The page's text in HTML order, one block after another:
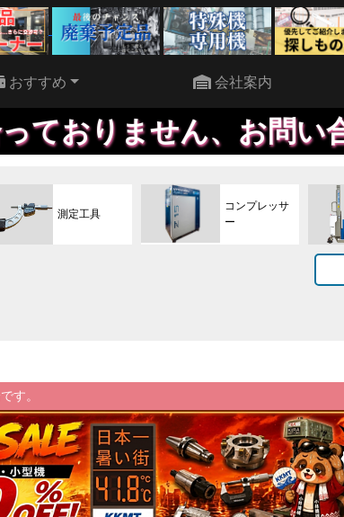
おすすめ 会社案内
お問い合わせいただ
測定工具
コンプレッサ
ー
す。